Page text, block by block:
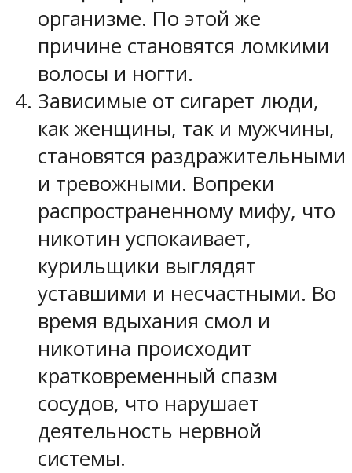
организме. По этой же
причине становятся ломкими
волосы и ногти.
Зависимые от сигарет люди,
как женщины, так и мужчины,
становятся раздражительными
и тревожными. Вопреки
распространенному мифу, что
никотин успокаивает,
курильщики выглядят
уставшими и несчастными. Во
время вдыхания смол и
никотина происходит
кратковременный спазм
сосудов, что нарушает
деятельность нервной
системы.